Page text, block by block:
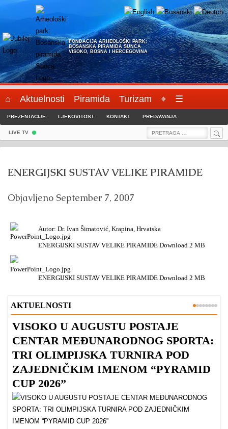
FONDACIJA ARHEOLOŠKI PARK:
BOSANSKA PIRAMIDA SUNCA
VISOKO, BOSNA I HERCEGOVINA
⌂ Aktuelnosti Piramida Turizam ⌖ ☰
PREZENTACIJE LJEKOVITOST KONTAKT PREDAVANJA
LIVE TV
Search
ENERGIJSKI SUSTAV VELIKE PIRAMIDE
Objavljeno September 7, 2007
Autor: Dr. Ivan Šimatović, Krapina, Hrvatska
ENERGIJSKI SUSTAV VELIKE PIRAMIDE Download 2 MB
ENERGIJSKI SUSTAV VELIKE PIRAMIDE Download 2 MB
AKTUELNOSTI
VISOKO U AUGUSTU POSTAJE
CENTAR MEĐUNARODNOG SPORTA:
TRI OLIMPIJSKA TURNIRA POD
ZAJEDNIČKIM IMENOM “PYRAMID
CUP 2026”